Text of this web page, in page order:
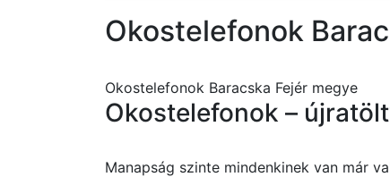
Okostelefonok
Okostelefonok Baracska Fejér megye
Okostelefonok –
Manapság szinte mindenkinek van már